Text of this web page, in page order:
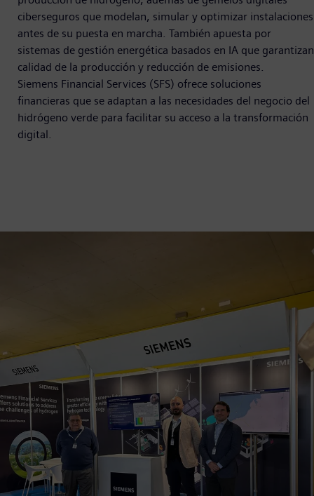
ciberseguros que modelan, simular y optimizar instalaciones
antes de su puesta en marcha. También apuesta por
sistemas de gestión energética basados en IA que garantizan
calidad de la producción y reducción de emisiones.
Siemens Financial Services (SFS) ofrece soluciones
financieras que se adaptan a las necesidades del negocio del
hidrógeno verde para facilitar su acceso a la transformación
digital.